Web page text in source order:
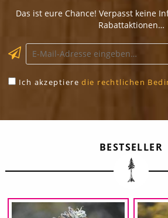
Das ist eure Chance! Verpasst keine
Rabattaktionen…
Ich akzeptieredie rechtlichen
BESTSELLER